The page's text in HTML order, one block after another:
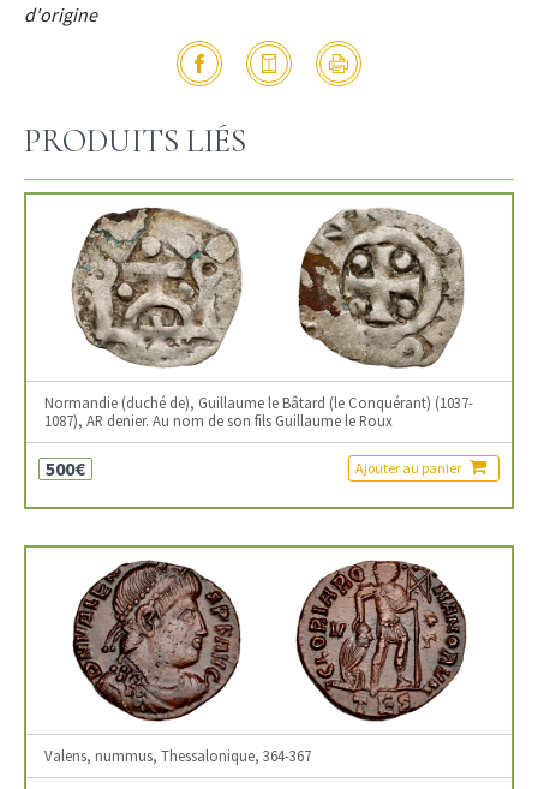
d'origine
PRODUITS LIÉS
Normandie (duché de), Guillaume le Bâtard (le Conquérant) (1037-
1087), AR denier. Au nom de son fils Guillaume le Roux
500€ Ajouter au panier
Valens, nummus, Thessalonique, 364-367